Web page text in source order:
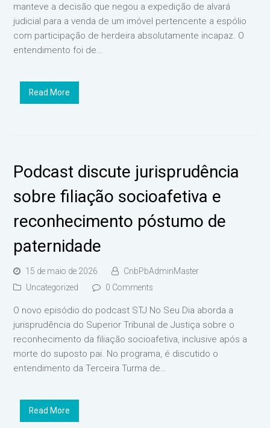
manteve a decisão que negou a expedição de alvará
judicial para a venda de um imóvel pertencente a espólio
com participação de herdeira absolutamente incapaz. O
entendimento foi de…
Read More
Podcast discute jurisprudência
sobre filiação socioafetiva e
reconhecimento póstumo de
paternidade
15 de maio de 2026
CnbPbAdminMaster
Uncategorized
0 Comments
O novo episódio do podcast STJ No Seu Dia aborda a
jurisprudência do Superior Tribunal de Justiça sobre o
reconhecimento da filiação socioafetiva, inclusive após a
morte do suposto pai. No programa, é discutido o
entendimento da Terceira Turma de…
Read More